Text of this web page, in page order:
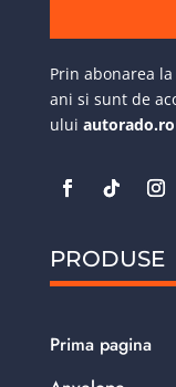
Prin abonarea
ani si sunt de
ului autorado.ro
PRODUSE
Prima pagina